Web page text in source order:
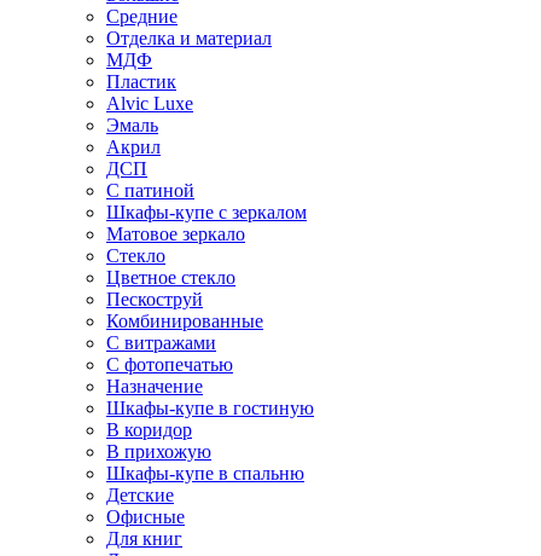
Средние
Отделка и материал
МДФ
Пластик
Alvic Luxe
Эмаль
Акрил
ДСП
С патиной
Шкафы-купе с зеркалом
Матовое зеркало
Стекло
Цветное стекло
Пескоструй
Комбинированные
С витражами
С фотопечатью
Назначение
Шкафы-купе в гостиную
В коридор
В прихожую
Шкафы-купе в спальню
Детские
Офисные
Для книг